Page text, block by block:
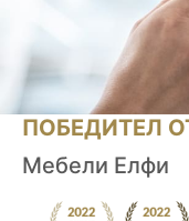
ПОБЕДИТЕЛ
Мебели Елфи